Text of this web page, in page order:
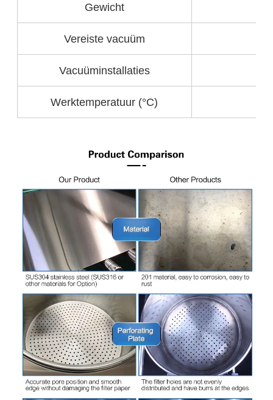
Gewicht
Vereiste vacuüm
Vacuüminstallaties
Werktemperatuur (°C)